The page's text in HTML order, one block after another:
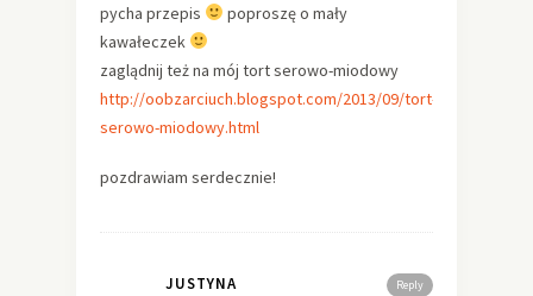
pycha przepis
poproszę o mały
kawałeczek
zaglądnij też na mój tort serowo-miodowy
http://oobzarciuch.blogspot.com/2013/09/tort-
serowo-miodowy.html
pozdrawiam serdecznie!
Reply
JUSTYNA